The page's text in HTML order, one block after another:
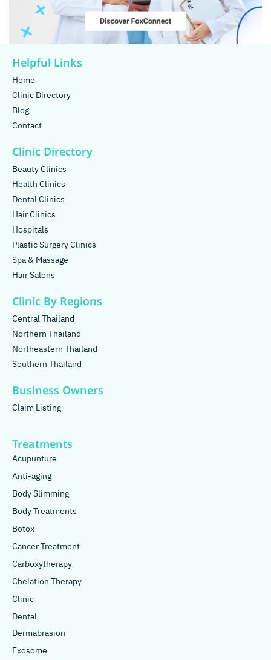
Helpful Links
Home
Clinic Directory
Blog
Contact
Clinic Directory
Beauty Clinics
Health Clinics
Dental Clinics
Hair Clinics
Hospitals
Plastic Surgery Clinics
Spa & Massage
Hair Salons
Clinic By Regions
Central Thailand
Northern Thailand
Northeastern Thailand
Southern Thailand
Business Owners
Claim Listing
Treatments
Acupunture
Anti-aging
Body Slimming
Body Treatments
Botox
Cancer Treatment
Carboxytherapy
Chelation Therapy
Clinic
Dental
Dermabrasion
Exosome